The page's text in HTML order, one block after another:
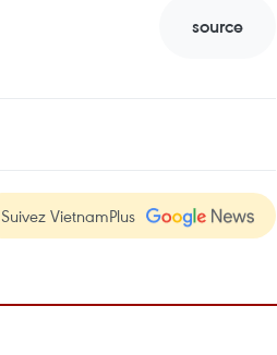
source
Suivez VietnamPlus